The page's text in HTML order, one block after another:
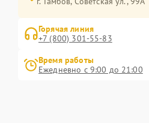
Горячая линия
+7 (800) 301-55-83
Время работы
Ежедневно с 9:00 до 21:00